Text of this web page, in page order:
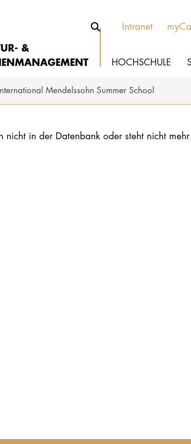
Intranet
&
HOCHSCHULE
Mendelssohn Summer School
nicht in der Datenbank oder steht nicht